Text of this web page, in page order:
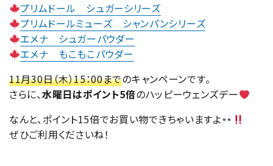
プリムドール シュガーシリーズ
プリムドールミューズ シャンパンシリーズ
エメナ シュガーパウダー
エメナ もこもこパウダー
11月30日（木）15：00までのキャンペーンです。
さらに、水曜日はポイント5倍のハッピーウェンズデー
なんと、ポイント15倍でお買い物できちゃいますよ
ぜひご利用くださいね！